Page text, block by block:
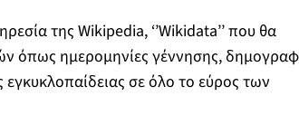
της Wikipedia, ‘’Wikidata’’ που θα
όπως ημερομηνίες γέννησης,
σε όλο το εύρος των